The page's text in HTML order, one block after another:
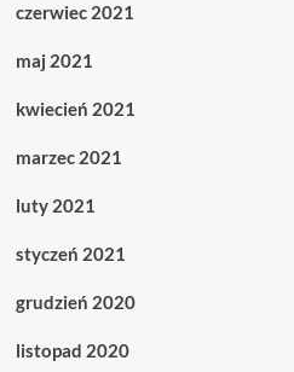
czerwiec 2021
maj 2021
kwiecień 2021
marzec 2021
luty 2021
styczeń 2021
grudzień 2020
listopad 2020